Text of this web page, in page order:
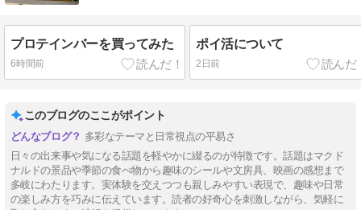
プロテインバーを買ってみた
6時間前
ポイ活について
2日前
このブログのここがポイント
多彩なテーマと日常視点の平易さ
日々の出来事や気になる話題を軽やかに綴るのが特徴です。話題はマクド
ナルドの景品や季節の食べ物から趣味のシールや文房具、映画の感想まで
多岐にわたります。実体験を交えつつも親しみやすい表現で、趣味や日常
の楽しみ方を巧みに伝えています。読者の好奇心を刺激しながら、気軽に